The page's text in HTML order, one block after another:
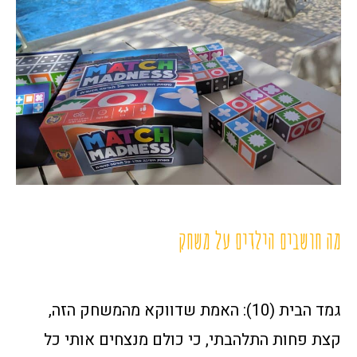
מה חושבים הילדים על משחק
גמד הבית (10): האמת שדווקא מהמשחק הזה,
קצת פחות התלהבתי, כי כולם מנצחים אותי כל